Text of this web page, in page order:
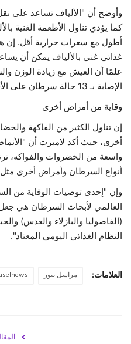
وأوضح أن "الألياف تساعد على
كما يؤدي تناول الأطعمة الغنية
أطول مع سعرات حرارية أقل. إن
غذائي غني بالألياف يمكن أن
علمًا أن العيش مع زيادة الوزن
الإصابة بـ 13 حالة سرطان على الأقل".
وقاية من أمراض أخرى
إن تناول الكثير من الفاكهة
أخرى، حيث أكد لامبرت أن
واسعة من الخضروات والفواكه،
أنواع السرطان وأمراض أخرى مثل
وإن "إحدى توصيات الوقاية من
العالمي لأبحاث السرطان هي جعل
(الفاصوليا والبازلاء والعدس)
النظام الغذائي اليومي المعتاد".
العلامات: مراسل نيوز